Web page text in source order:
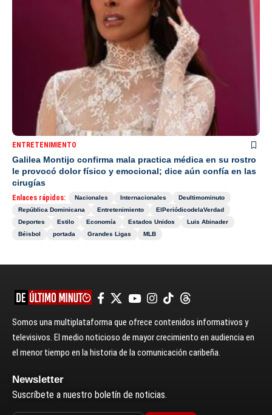
ENTRETENIMIENTO
Galilea Montijo confirma mala practica médica en su rostro
le provocó dolor físico y emocional; dice aún confía en las
cirugías
Enlaces rápidos: Nacionales Internacionales
Deultimominuto
República Dominicana
Entretenimiento
ElPeriódicodelaVerdad
Deportes
Estilo Economía Estados Unidos
Luis Abinader
Béisbol
portada Grandes Ligas MLB
Somos una multiplataforma que ofrece contenidos informativos y
televisivos. El medio noticioso de mayor crecimiento en audiencia en
el menor tiempo en la historia de la comunicación caribeña.
Newsletter
Suscríbete a nuestro boletín de noticias.